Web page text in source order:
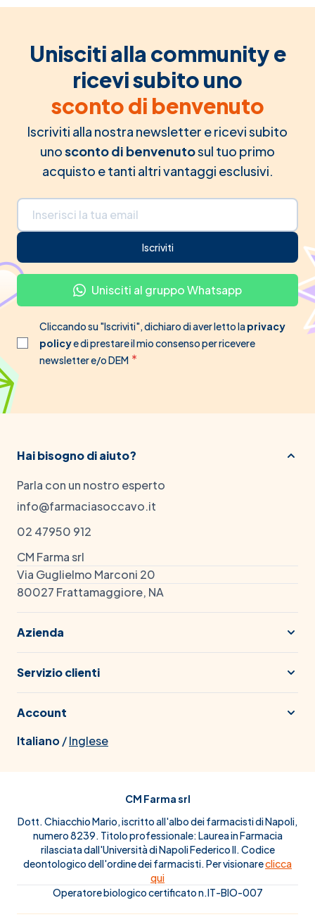
Unisciti alla community e
ricevi subito uno
sconto di benvenuto
Iscriviti alla nostra newsletter e ricevi subito
unosconto di benvenutosul tuo primo
acquisto e tanti altri vantaggi esclusivi.
Indirizzo email
Iscriviti
Unisciti al gruppo Whatsapp
Cliccando su "Iscriviti", dichiaro di aver letto laprivacy
policye di prestare il mio consenso per ricevere
newsletter e/o DEM
Hai bisogno di aiuto?
Parla con un nostro esperto
info@farmaciasoccavo.it
02 47950 912
CM Farma srl
Via Guglielmo Marconi 20
80027 Frattamaggiore, NA
Azienda
Servizio clienti
Account
Italiano/Inglese
CM Farma srl
Dott. Chiacchio Mario, iscritto all'albo dei farmacisti di Napoli,
numero 8239. Titolo professionale: Laurea in Farmacia
rilasciata dall'Università di Napoli Federico II. Codice
deontologico dell'ordine dei farmacisti. Per visionareclicca
qui
Operatore biologico certificato n.IT-BIO-007